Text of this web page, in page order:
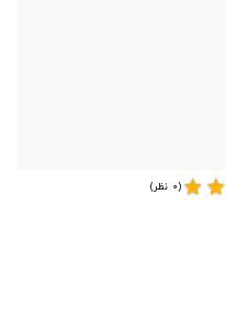
star
star(0 نظر)